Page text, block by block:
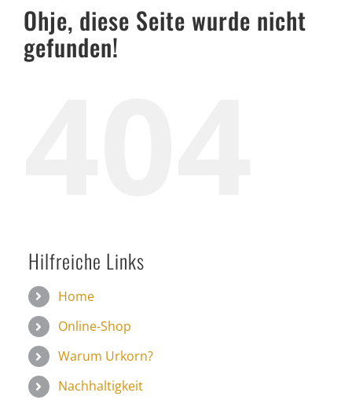
Ohje, diese Seite wurde nicht
gefunden!
Hilfreiche Links
Home
Online-Shop
Warum Urkorn?
Nachhaltigkeit